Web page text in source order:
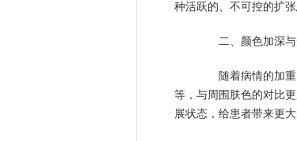
种活跃的、不可控的扩张
二、颜色加深与
随着病情的加重
等，与周围肤色的对比
展状态，给患者带来更